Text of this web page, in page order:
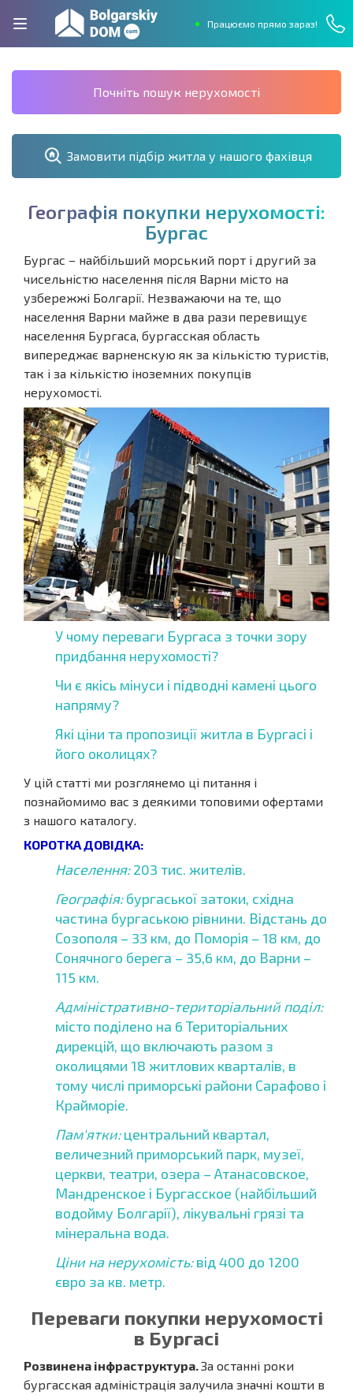
Працюємо прямо зараз!
Почніть пошук нерухомості
Замовити підбір житла у нашого фахівця
Географія покупки нерухомості:
Бургас
Бургас – найбільший морський порт і другий за
чисельністю населення після Варни місто на
узбережжі Болгарії. Незважаючи на те, що
населення Варни майже в два рази перевищує
населення Бургаса, бургасская область
випереджає варненскую як за кількістю туристів,
так і за кількістю іноземних покупців
нерухомості.
У чому переваги Бургаса з точки зору
придбання нерухомості?
Чи є якісь мінуси і підводні камені цього
напряму?
Які ціни та пропозиції житла в Бургасі і
його околицях?
У цій статті ми розглянемо ці питання і
познайомимо вас з деякими топовими офертами
з нашого каталогу.
КОРОТКА ДОВІДКА:
Населення:203 тис. жителів.
Географія:бургаської затоки, східна
частина бургаською рівнини. Відстань до
Созополя – 33 км, до Поморія – 18 км, до
Сонячного берега – 35,6 км, до Варни –
115 км.
Адміністративно-територіальний поділ:
місто поділено на 6 Територіальних
дирекцій, що включають разом з
околицями 18 житлових кварталів, в
тому числі приморські райони Сарафово і
Крайморіе.
Пам'ятки:центральний квартал,
величезний приморський парк, музеї,
церкви, театри, озера – Атанасовское,
Мандренское і Бургасское (найбільший
водойму Болгарії), лікувальні грязі та
мінеральна вода.
Ціни на нерухомість:від 400 до 1200
євро за кв. метр.
Переваги покупки нерухомості
в Бургасі
Розвинена інфраструктура.За останні роки
бургасская адміністрація залучила значні кошти в